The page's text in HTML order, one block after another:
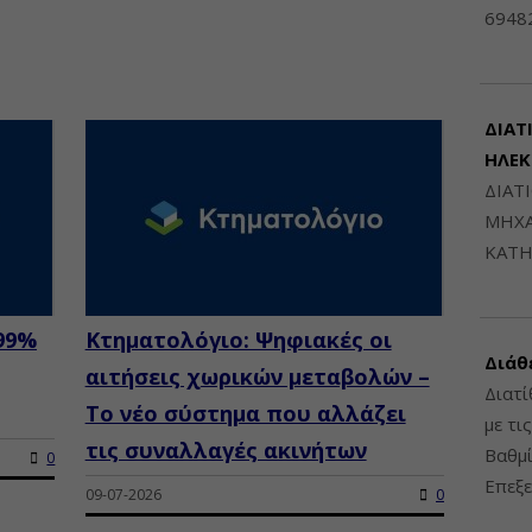
0
Κτηματολόγιο: Ψηφιακές οι
αιτήσεις χωρικών μεταβολών –
Το νέο σύστημα που αλλάζει
τις συναλλαγές ακινήτων
09-07-2026 0
με